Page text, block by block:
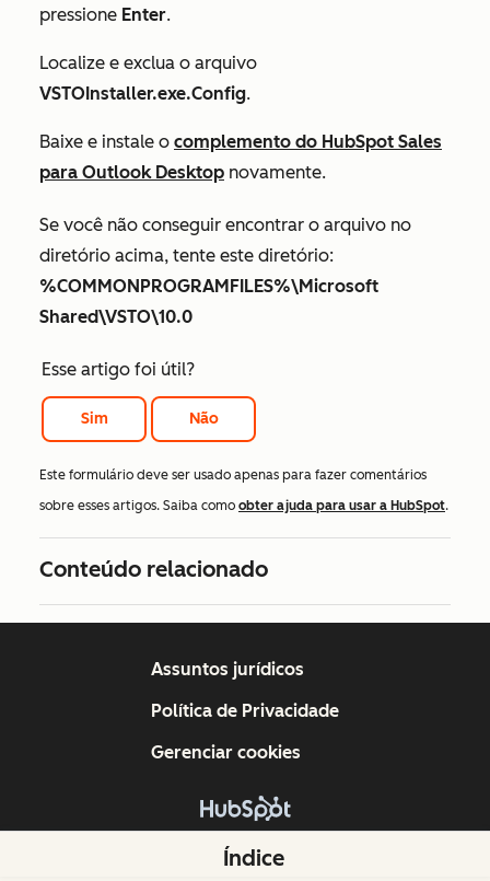
pressione Enter.
Localize e exclua o arquivo
VSTOInstaller.exe.Config.
Baixe e instale o complemento do HubSpot Sales
para Outlook Desktop novamente.
Se você não conseguir encontrar o arquivo no
diretório acima, tente este diretório:
%COMMONPROGRAMFILES%\Microsoft
Shared\VSTO\10.0
Esse artigo foi útil?
Sim Não
Este formulário deve ser usado apenas para fazer comentários
sobre esses artigos. Saiba como obter ajuda para usar a HubSpot.
Conteúdo relacionado
Índice
Copyright © 2026 HubSpot, Inc.
Assuntos jurídicos
Política de Privacidade
Gerenciar cookies